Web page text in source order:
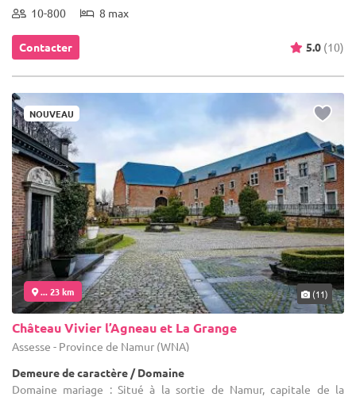
10-800 8 max
Contacter 5.0 (10)
NOUVEAU
... 23 km (11)
Château Vivier l’Agneau et La Grange
Assesse - Province de Namur (WNA)
Demeure de caractère / Domaine
Domaine mariage : Situé à la sortie de Namur, capitale de la